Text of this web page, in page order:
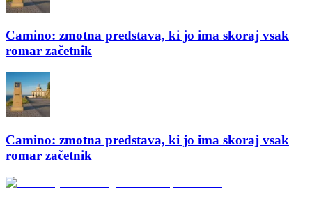
Camino: zmotna predstava, ki jo ima skoraj vsak
romar začetnik
Camino: zmotna predstava, ki jo ima skoraj vsak
romar začetnik